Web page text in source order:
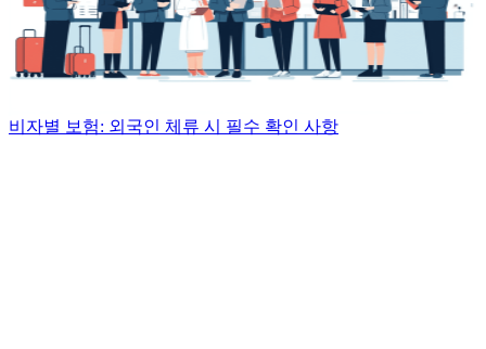
비자별 보험: 외국인 체류 시 필수 확인 사항